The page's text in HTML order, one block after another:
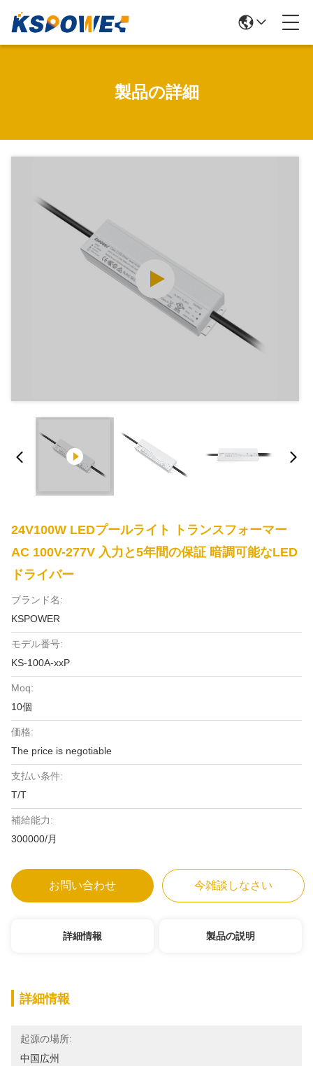
製品の詳細
24V100W LEDプールライト トランスフォーマー
AC 100V-277V 入力と5年間の保証 暗調可能なLED
ドライバー
ブランド名:
KSPOWER
モデル番号:
KS-100A-xxP
Moq:
10個
価格:
The price is negotiable
支払い条件:
T/T
補給能力:
300000/月
お問い合わせ 今雑談しなさい
詳細情報 製品の説明
詳細情報
起源の場所:
中国広州